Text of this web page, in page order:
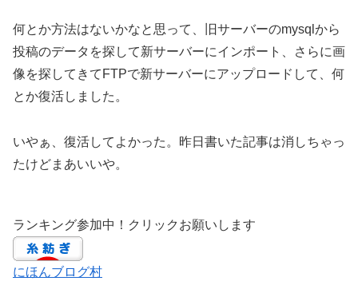
何とか方法はないかなと思って、旧サーバーのmysqlから
投稿のデータを探して新サーバーにインポート、さらに画
像を探してきてFTPで新サーバーにアップロードして、何
とか復活しました。
いやぁ、復活してよかった。昨日書いた記事は消しちゃっ
たけどまあいいや。
ランキング参加中！クリックお願いします
にほんブログ村